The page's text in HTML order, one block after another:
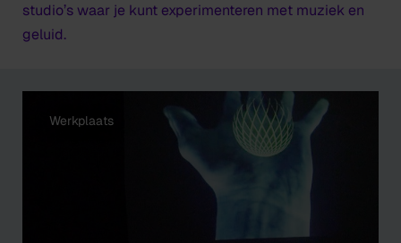
studio’s waar je kunt experimenteren met muziek en
geluid.
Werkplaats